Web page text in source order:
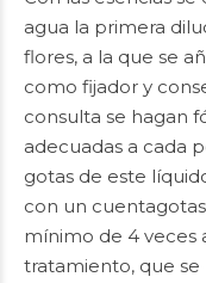
agua la primera
flores, a la que se
como fijador y
consulta se hagan
adecuadas a cada
gotas de este
con un
mínimo de 4 veces
tratamiento, que